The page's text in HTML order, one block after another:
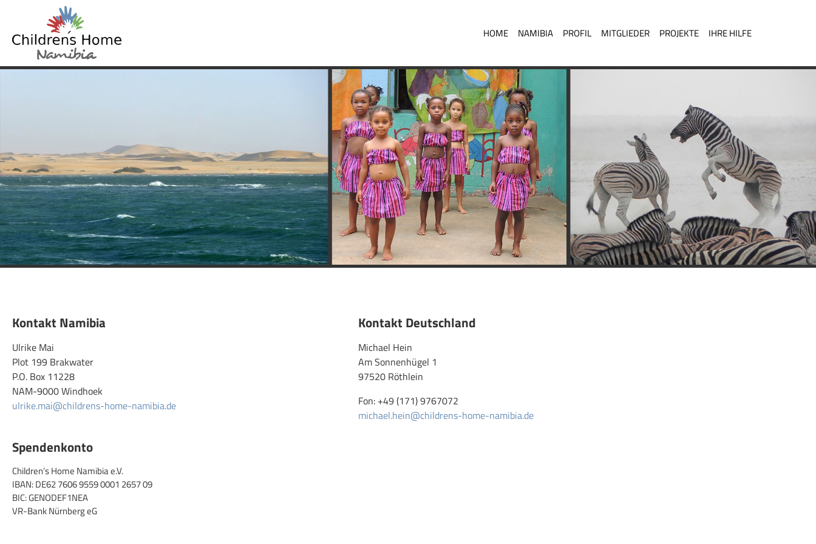
HOME NAMIBIA PROFIL MITGLIEDER PROJEKTE IHRE HILFE
Kontakt Namibia
Ulrike Mai
Plot 199 Brakwater
P.O. Box 11228
NAM-9000 Windhoek
ulrike.mai@childrens-home-namibia.de
Spendenkonto
Children’s Home Namibia e.V.
IBAN: DE62 7606 9559 0001 2657 09
BIC: GENODEF1NEA
VR-Bank Nürnberg eG
Kontakt Deutschland
Michael Hein
Am Sonnenhügel 1
97520 Röthlein
Fon: +49 (171) 9767072
michael.hein@childrens-home-namibia.de